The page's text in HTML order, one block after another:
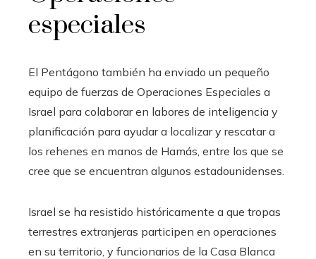
especiales
El Pentágono también ha enviado un pequeño
equipo de fuerzas de Operaciones Especiales a
Israel para colaborar en labores de inteligencia y
planificación para ayudar a localizar y rescatar a
los rehenes en manos de Hamás, entre los que se
cree que se encuentran algunos estadounidenses.
Israel se ha resistido históricamente a que tropas
terrestres extranjeras participen en operaciones
en su territorio, y funcionarios de la Casa Blanca